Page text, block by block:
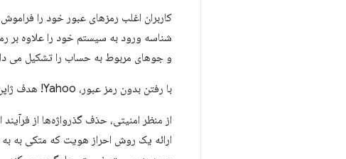
کاربران اغلب رمزهای عبور خود را
شناسه ورود به سیستم خود را علاوه
و جوهای مربوط به حساب را تشکیل می
با رفتن بدون رمز عبور، Yahoo! هدف ژاپن بهبود نه تنها امنیت، بلکه قابلیت استفاده، بدون تحمیل بار اضافی بر دوش کاربران بود.
از منظر امنیتی، حذف گذرواژه‌ها از
ارائه یک روش احراز هویت که متکی به